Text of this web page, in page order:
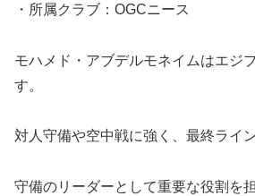
・所属クラブ：OGCニース
モハメド・アブデルモネイムはエジ
す。
対人守備や空中戦に強く、最終ライ
守備のリーダーとして重要な役割を